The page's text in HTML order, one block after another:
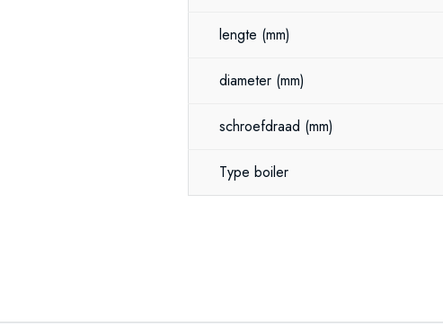
lengte (mm)
diameter (mm)
schroefdraad (mm)
Type boiler